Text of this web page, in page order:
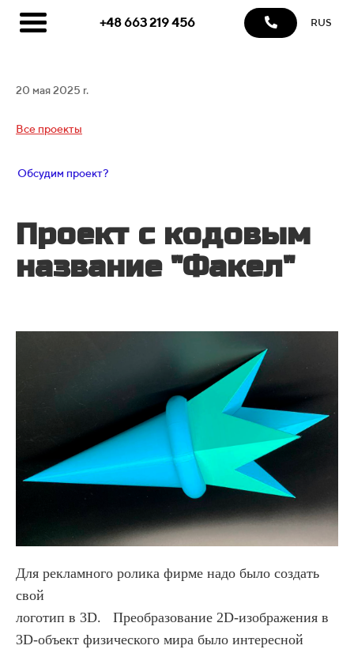
+48 663 219 456 RUS
20 мая 2025 r.
Все проекты
Обсудим проект?
Проект с кодовым
название "Факел"
Для рекламного ролика фирме надо было создать
свой
логотип в 3D. Преобразование 2D-изображения в
3D-объект физического мира было интересной